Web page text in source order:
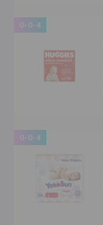
0-0-4
0-0-4